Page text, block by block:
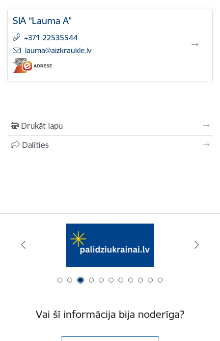
SIA “Lauma A”
+371 22535544
E-pasts:
lauma@aizkraukle.lv
Drukāt lapu
Dalīties
Vai šī informācija bija noderīga?